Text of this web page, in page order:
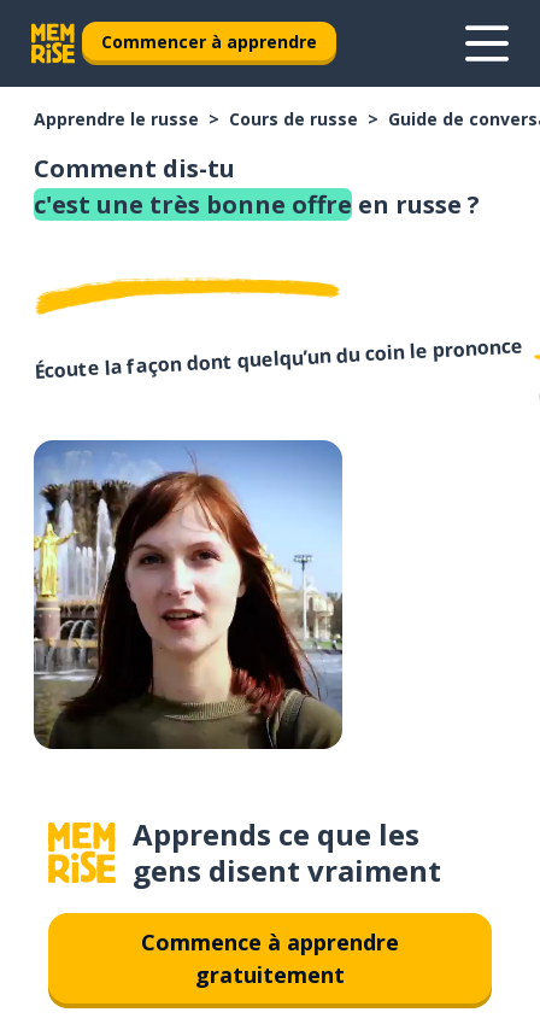
Commencer à apprendre
Apprendre le russe Cours de russe Guide de
Comment dis-tu
c'est une très bonne offre en russe ?
Écoute la façon dont quelqu’un du coin le prononce
Apprends ce que les
gens disent vraiment
Commence à apprendre
gratuitement